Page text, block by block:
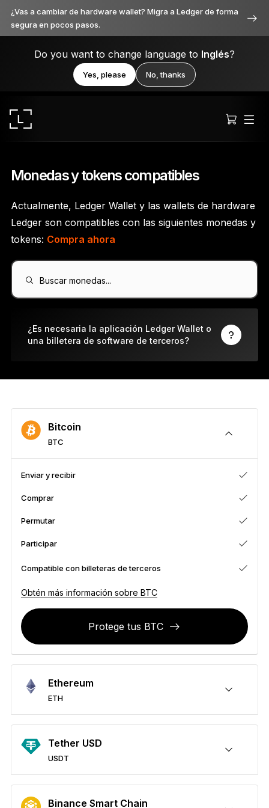
¿Vas a cambiar de hardware wallet? Migra a Ledger de forma
segura en pocos pasos.
Do you want to change language to Inglés?
Yes, please No, thanks
Premium desde cada ángulo
Ledger NanoGen5
Tan única como tú
Ver todas
Billeteras de hardware
Paquetes y packs
Accesorios
Soluciones de Recuperación
Ediciones limitadas
Ver todos los productos
Comparar signers Ledger
Monedas y tokens compatibles
Actualmente, Ledger Wallet y las wallets de hardware
Ledger son compatibles con las siguientes monedas y
tokens: Compra ahora
Buscar monedas...
¿Es necesaria la aplicación Ledger Wallet o
una billetera de software de terceros?
Bitcoin
BTC
Enviar y recibir
Comprar
Permutar
Participar
Compatible con billeteras de terceros
Obtén más información sobre BTC
Protege tus BTC
Ethereum
ETH
Enviar y recibir
Comprar
Permutar
Participar
Compatible con billeteras de terceros
Protege tus ETH
Tether USD
USDT
Enviar y recibir
Comprar
Permutar
Participar
Compatible con billeteras de terceros
Protege tus USDT
Binance Smart Chain